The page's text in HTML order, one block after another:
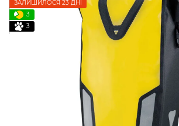
ЗАЛИШИЛОСЯ 23 ДНІ
3
3